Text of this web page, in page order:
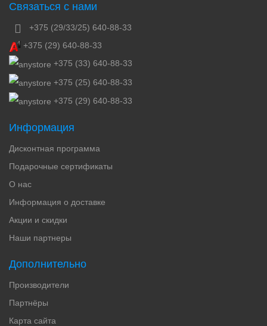
Связаться с нами
+375 (29/33/25) 640-88-33
+375 (29) 640-88-33
+375 (33) 640-88-33
+375 (25) 640-88-33
+375 (29) 640-88-33
Информация
Дисконтная программа
Подарочные сертификаты
О нас
Информация о доставке
Акции и скидки
Наши партнеры
Дополнительно
Производители
Партнёры
Карта сайта